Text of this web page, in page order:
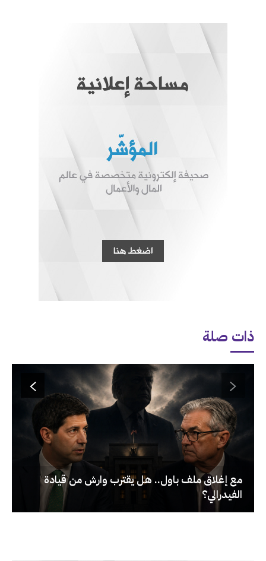
ذات صلة
‏مع إغلاق ملف باول.. هل يقترب وارش من قيادة
الفيدرالي؟